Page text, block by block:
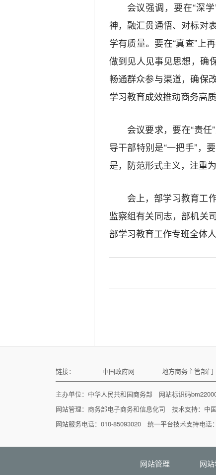
会议强调，要在“深
神，融汇贯通悟、对标对
学有质量。要在“真查”上
做到见人见事见思想，确
畅通群众参与渠道，确保
学习教育成效推动商务高
会议要求，要在“责
导干部特别是“一把手”，
是，防范形式主义，注重
会上，部学习教育工
监察组有关同志，部机关
部学习教育工作专班全体
链接： 中国政府网 地方商务主管部门
主办单位：中华人民共和国商务部 网站标识码
网站管理：商务部电子商务和信息化司 技术支持： 中
网站服务电话：010-85093020 统一平台技术支持电
网站管理 网